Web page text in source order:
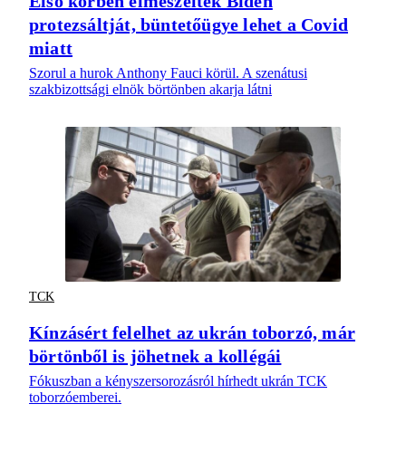
protezsáltját, büntetőügye lehet a Covid
miatt
Szorul a hurok Anthony Fauci körül. A szenátusi
szakbizottsági elnök börtönben akarja látni
TCK
Kínzásért felelhet az ukrán toborzó, már
börtönből is jöhetnek a kollégái
Fókuszban a kényszersorozásról hírhedt ukrán TCK
toborzóemberei.